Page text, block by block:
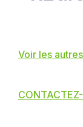
Voir les